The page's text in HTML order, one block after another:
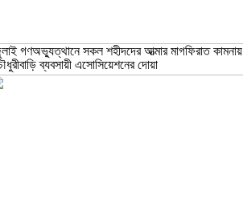
গণঅভ্যুত্থানে সকল শহীদদের আত্মার মাগফিরাত কামনায়
ব্যবসায়ী এসোসিয়েশনের দোয়া